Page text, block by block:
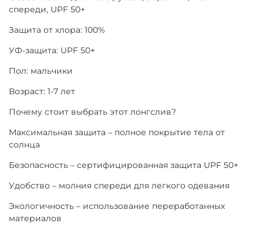
спереди, UPF 50+
Защита от хлора: 100%
УФ-защита: UPF 50+
Пол: мальчики
Возраст: 1-7 лет
Почему стоит выбрать этот лонгслив?
Максимальная защита – полное покрытие тела от
солнца
Безопасность – сертифицированная защита UPF 50+
Удобство – молния спереди для легкого одевания
Экологичность – использование переработанных
материалов